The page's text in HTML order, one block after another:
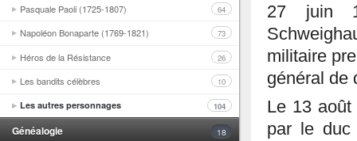
Pasquale Paoli (1725-1807) 64
Napoléon Bonaparte (1769-1821) 73
Héros de la Résistance 26
Les bandits célèbres 10
Les autres personnages 104
Généalogie 18
27 juin
militaire
général de
Le 13
par le duc